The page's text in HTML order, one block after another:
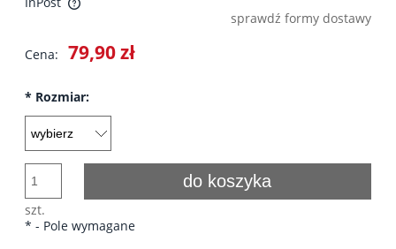
Cena nie zawiera ewentualnych kosztów płatności
sprawdź formy dostawy
Cena: 79,90 zł
* Rozmiar:
szt.
do koszyka
* - Pole wymagane